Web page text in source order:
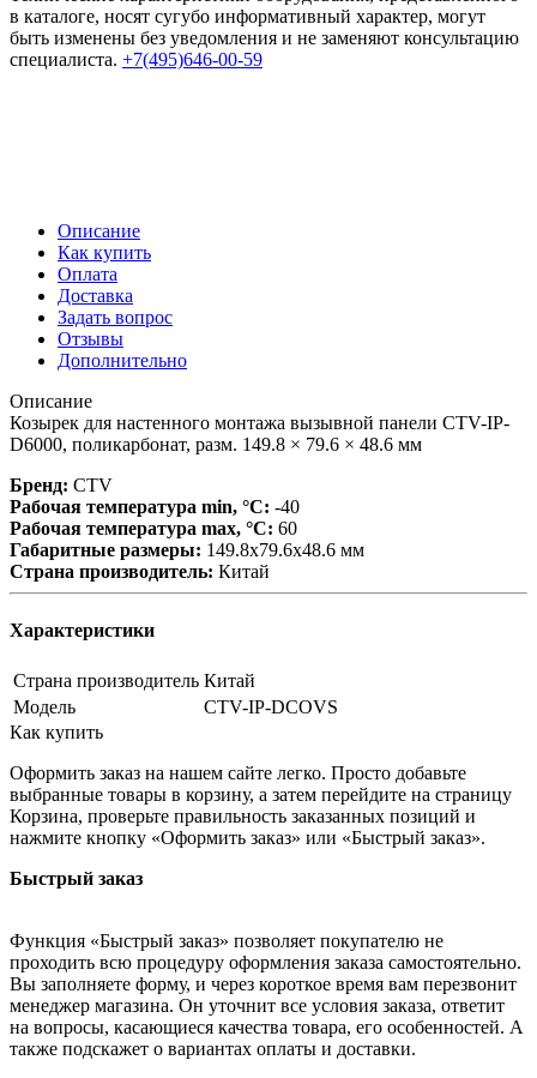
в каталоге, носят сугубо информативный характер, могут
быть изменены без уведомления и не заменяют консультацию
специалиста. +7(495)646-00-59
Описание
Как купить
Оплата
Доставка
Задать вопрос
Отзывы
Дополнительно
Описание
Козырек для настенного монтажа вызывной панели CTV-IP-
D6000, поликарбонат, разм. 149.8 × 79.6 × 48.6 мм
Бренд: CTV
Рабочая температура min, °С: -40
Рабочая температура max, °С: 60
Габаритные размеры: 149.8х79.6х48.6 мм
Страна производитель: Китай
Характеристики
Страна производитель Китай
Модель
CTV-IP-DCOVS
Как купить
Оформить заказ на нашем сайте легко. Просто добавьте
выбранные товары в корзину, а затем перейдите на страницу
Корзина, проверьте правильность заказанных позиций и
нажмите кнопку «Оформить заказ» или «Быстрый заказ».
Быстрый заказ
Функция «Быстрый заказ» позволяет покупателю не
проходить всю процедуру оформления заказа самостоятельно.
Вы заполняете форму, и через короткое время вам перезвонит
менеджер магазина. Он уточнит все условия заказа, ответит
на вопросы, касающиеся качества товара, его особенностей. А
также подскажет о вариантах оплаты и доставки.